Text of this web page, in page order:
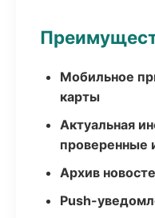
Мобильное
карты
Актуальная
проверенные
Архив
Push-